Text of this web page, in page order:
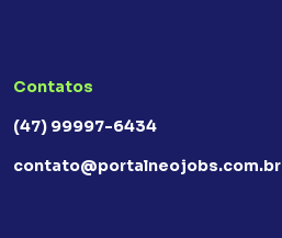
Contatos
(47) 99997-6434
contato@portalneojobs.com.br